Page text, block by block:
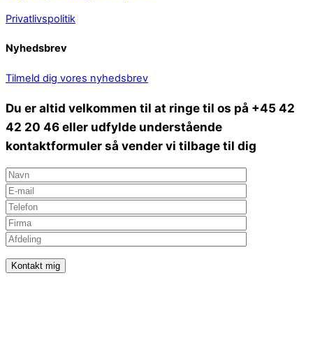
Privatlivspolitik
Nyhedsbrev
Tilmeld dig vores nyhedsbrev
Du er altid velkommen til at ringe til os på +45 42
42 20 46 eller udfylde understående
kontaktformuler så vender vi tilbage til dig